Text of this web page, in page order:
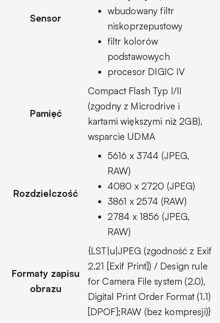
Sensor
wbudowany filtr
niskoprzepustowy
filtr kolorów
podstawowych
procesor DIGIC IV
Pamięć
Compact Flash Typ I/II
(zgodny z Microdrive i
kartami większymi niż 2GB),
wsparcie UDMA
Rozdzielczość
5616 x 3744 (JPEG,
RAW)
4080 x 2720 (JPEG)
3861 x 2574 (RAW)
2784 x 1856 (JPEG,
RAW)
Formaty zapisu
obrazu
{LST|u|JPEG (zgodność z Exif
2.21 [Exif Print]) / Design rule
for Camera File system (2.0),
Digital Print Order Format (1.1)
[DPOF];RAW (bez kompresji)}